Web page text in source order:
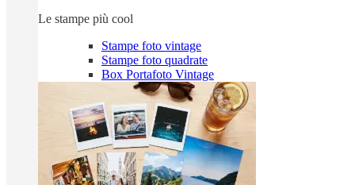
Le stampe più cool
Stampe foto vintage
Stampe foto quadrate
Box Portafoto Vintage